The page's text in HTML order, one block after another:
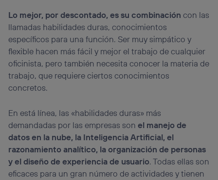
Lo mejor, por descontado, es su combinación con las
llamadas habilidades duras, conocimientos
específicos para una función. Ser muy simpático y
flexible hacen más fácil y mejor el trabajo de cualquier
oficinista, pero también necesita conocer la materia de
trabajo, que requiere ciertos conocimientos
concretos.
En está línea, las «habilidades duras» más
demandadas por las empresas sonel manejo de
datos en la nube, la Inteligencia Artificial, el
razonamiento analítico, la organización de personas
y el diseño de experiencia de usuario. Todas ellas son
eficaces para un gran número de actividades y tienen